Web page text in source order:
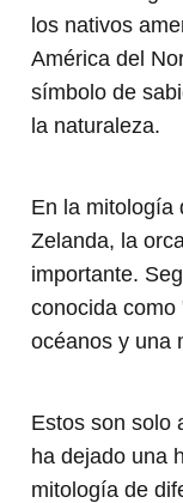
los nativos
América del
símbolo de
la naturaleza.
En la mitología
Zelanda, la
importante.
conocida como
océanos y una
Estos son solo
ha dejado una
mitología de